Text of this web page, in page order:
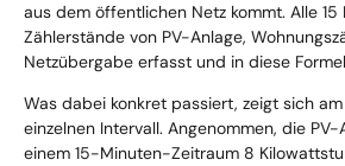
aus dem öffentlichen Netz kommt. Alle
Zählerstände von PV-Anlage,
Netzübergabe erfasst und in diese
Was dabei konkret passiert, zeigt sich
einzelnen Intervall. Angenommen, die
einem 15-Minuten-Zeitraum 8